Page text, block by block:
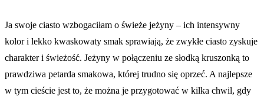
Ja swoje ciasto wzbogaciłam o świeże jeżyny – ich intensywny
kolor i lekko kwaskowaty smak sprawiają, że zwykłe ciasto zyskuje
charakter i świeżość. Jeżyny w połączeniu ze słodką kruszonką to
prawdziwa petarda smakowa, której trudno się oprzeć. A najlepsze
w tym cieście jest to, że można je przygotować w kilka chwil, gdy